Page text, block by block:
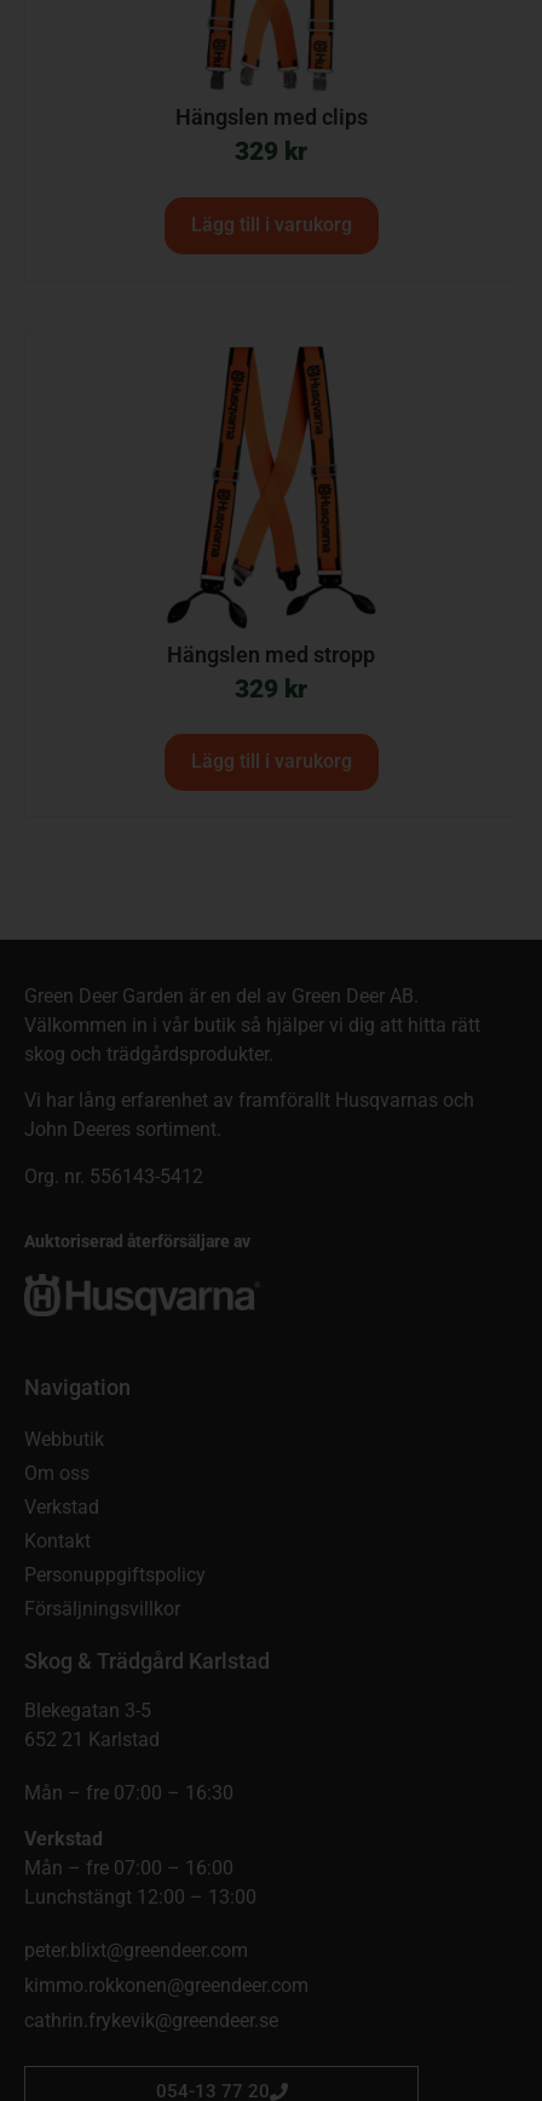
Hängslen med clips
329 kr
Lägg till i varukorg
Hängslen med stropp
329 kr
Lägg till i varukorg
Green Deer Garden är en del av Green Deer AB.
Välkommen in i vår butik så hjälper vi dig att hitta rätt
skog och trädgårdsprodukter.
Vi har lång erfarenhet av framförallt Husqvarnas och
John Deeres sortiment.
Org. nr. 556143-5412
Auktoriserad återförsäljare av
Navigation
Webbutik
Om oss
Verkstad
Kontakt
Personuppgiftspolicy
Försäljningsvillkor
Skog & Trädgård Karlstad
Blekegatan 3-5
652 21 Karlstad
Mån – fre 07:00 – 16:30
Verkstad
Mån – fre 07:00 – 16:00
Lunchstängt 12:00 – 13:00
peter.blixt@greendeer.com
kimmo.rokkonen@greendeer.com
cathrin.frykevik@greendeer.se
054-13 77 20